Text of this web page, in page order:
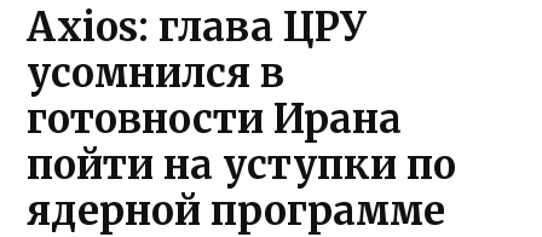
Axios: глава ЦРУ
усомнился в
готовности Ирана
пойти на уступки по
ядерной программе